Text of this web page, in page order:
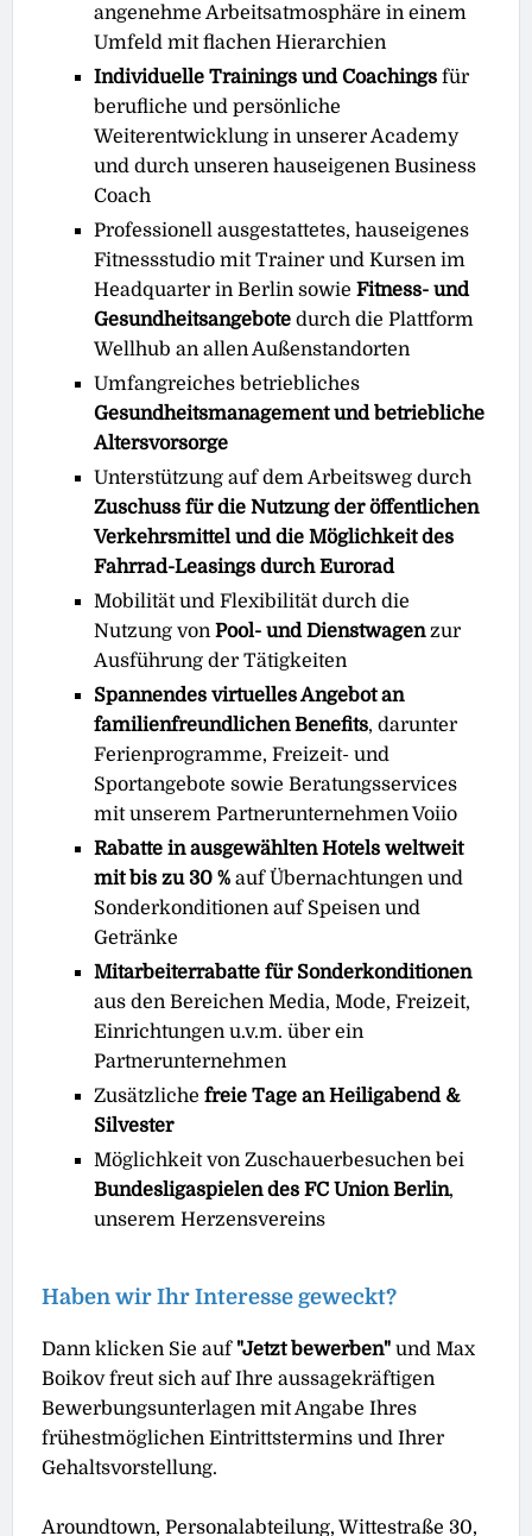
angenehme Arbeitsatmosphäre in einem
Umfeld mit flachen Hierarchien
Individuelle Trainings und Coachingsfür
berufliche und persönliche
Weiterentwicklung in unserer Academy
und durch unseren hauseigenen Business
Coach
Professionell ausgestattetes, hauseigenes
Fitnessstudio mit Trainer und Kursen im
Headquarter in Berlin sowie Fitness- und
Gesundheitsangebotedurch die Plattform
Wellhub an allen Außenstandorten
Umfangreiches betriebliches
Gesundheitsmanagement und betriebliche
Altersvorsorge
Unterstützung auf dem Arbeitsweg durch
Zuschuss für die Nutzung der öffentlichen
Verkehrsmittel und die Möglichkeit des
Fahrrad-Leasings durch Eurorad
Mobilität und Flexibilität durch die
Nutzung von Pool- und Dienstwagenzur
Ausführung der Tätigkeiten
Spannendes virtuelles Angebot an
familienfreundlichen Benefits, darunter
Ferienprogramme, Freizeit- und
Sportangebote sowie Beratungsservices
mit unserem Partnerunternehmen Voiio
Rabatte in ausgewählten Hotels weltweit
mit bis zu 30 %auf Übernachtungen und
Sonderkonditionen auf Speisen und
Getränke
Mitarbeiterrabatte für Sonderkonditionen
aus den Bereichen Media, Mode, Freizeit,
Einrichtungen u.v.m. über ein
Partnerunternehmen
Zusätzliche freie Tage an Heiligabend &
Silvester
Möglichkeit von Zuschauerbesuchen bei
Bundesligaspielen des FC Union Berlin,
unserem Herzensvereins
Haben wir Ihr Interesse geweckt?
Dann klicken Sie auf "Jetzt bewerben" und Max
Boikov freut sich auf Ihre aussagekräftigen
Bewerbungsunterlagen mit Angabe Ihres
frühestmöglichen Eintrittstermins und Ihrer
Gehaltsvorstellung.
Aroundtown, Personalabteilung, Wittestraße 30,